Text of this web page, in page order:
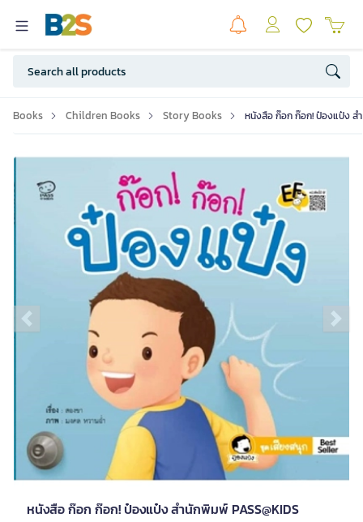
Books Children Books Story Books หนังสือ ก๊อก ก๊อก! ป๋องแป๋ง ส
Previous slide
หนังสือ ก๊อก ก๊อก! ป๋องแป๋ง สำนักพิมพ์ PASS@KIDS